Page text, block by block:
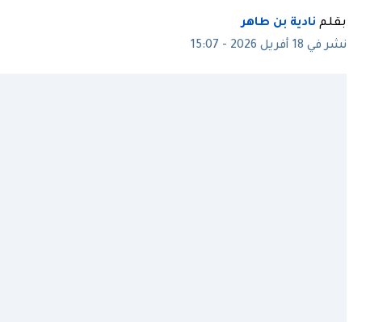
بقلم نادية بن طاهر
نشر في 18 أفريل 2026 - 15:07